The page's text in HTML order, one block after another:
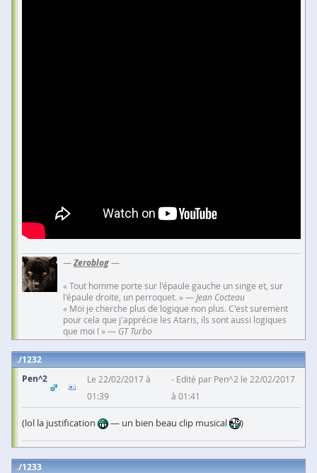
—Zeroblog—
« Tout homme porte sur l'épaule gauche un singe et, sur
l'épaule droite, un perroquet. » — Jean Cocteau
« Moi je cherche plus de logique non plus. C'est surement
pour cela que j'apprécie les Ataris, ils sont aussi logiques
que moi ! » — GT Turbo
1232
Pen^2
Le 22/02/2017 à
01:39
Edité par Pen^2 le 22/02/2017
à 01:41
(lol la justification — un bien beau clip musical )
1233